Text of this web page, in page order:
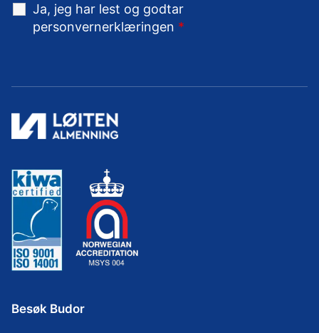
Ja, jeg har lest og godtar
personvernerklæringen *
Besøk Budor